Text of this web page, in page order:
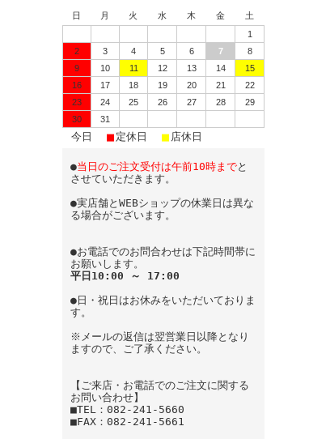
日本酒-720ml・500ml
日本酒-300ml・360ml
日本酒-180ml
飲みきりサイズ
蔵元エコバッグ
日 月 火 水 木 金
土
1
2
3 4 5 6 7
8
9
10 11 12 13 14
15
16
17 18 19 20 21
22
23
24 25 26 27 28
29
30
31
今日 ■ 定休日 ■ 店休日
●当日のご注文受付は午前10時までと
させていただきます。
●実店舗とWEBショップの休業日は異な
る場合がございます。
●お電話でのお問合わせは下記時間帯に
お願いします。
平日10:00 ～ 17:00
●日・祝日はお休みをいただいておりま
す。
※メールの返信は翌営業日以降となり
ますので、ご了承ください。
【ご来店・お電話でのご注文に関する
お問い合わせ】
■TEL：082-241-5660
■FAX：082-241-5661